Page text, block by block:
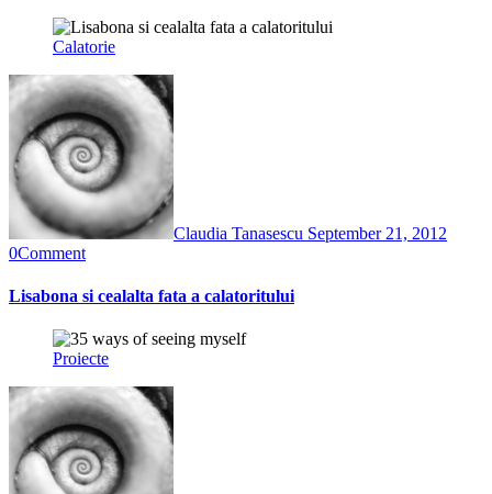
Calatorie
Claudia Tanasescu September 21, 2012
0Comment
Lisabona si cealalta fata a calatoritului
Proiecte